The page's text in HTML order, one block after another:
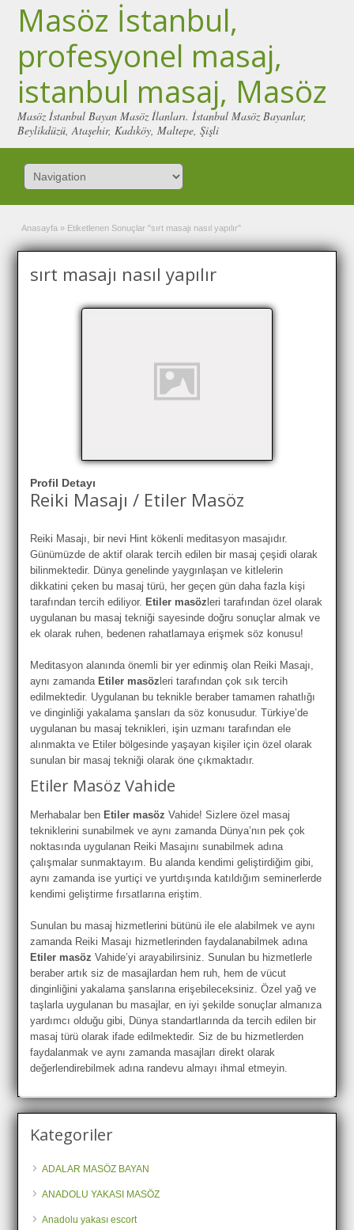
Masöz İstanbul,
profesyonel masaj,
istanbul masaj, Masöz
Masöz İstanbul Bayan Masöz İlanları. İstanbul Masöz Bayanlar,
Beylikdüzü, Ataşehir, Kadıköy, Maltepe, Şişli
Anasayfa » Etiketlenen Sonuçlar "sırt masajı nasıl yapılır"
sırt masajı nasıl yapılır
Profil Detayı
Reiki Masajı / Etiler Masöz
Reiki Masajı, bir nevi Hint kökenli meditasyon masajıdır.
Günümüzde de aktif olarak tercih edilen bir masaj çeşidi olarak
bilinmektedir. Dünya genelinde yaygınlaşan ve kitlelerin
dikkatini çeken bu masaj türü, her geçen gün daha fazla kişi
tarafından tercih ediliyor. Etiler masözleri tarafından özel olarak
uygulanan bu masaj tekniği sayesinde doğru sonuçlar almak ve
ek olarak ruhen, bedenen rahatlamaya erişmek söz konusu!
Meditasyon alanında önemli bir yer edinmiş olan Reiki Masajı,
aynı zamanda Etiler masözleri tarafından çok sık tercih
edilmektedir. Uygulanan bu teknikle beraber tamamen rahatlığı
ve dinginliği yakalama şansları da söz konusudur. Türkiye’de
uygulanan bu masaj teknikleri, işin uzmanı tarafından ele
alınmakta ve Etiler bölgesinde yaşayan kişiler için özel olarak
sunulan bir masaj tekniği olarak öne çıkmaktadır.
Etiler Masöz Vahide
Merhabalar ben Etiler masözVahide! Sizlere özel masaj
tekniklerini sunabilmek ve aynı zamanda Dünya’nın pek çok
noktasında uygulanan Reiki Masajını sunabilmek adına
çalışmalar sunmaktayım. Bu alanda kendimi geliştirdiğim gibi,
aynı zamanda ise yurtiçi ve yurtdışında katıldığım seminerlerde
kendimi geliştirme fırsatlarına eriştim.
Sunulan bu masaj hizmetlerini bütünü ile ele alabilmek ve aynı
zamanda Reiki Masajı hizmetlerinden faydalanabilmek adına
Etiler masözVahide’yi arayabilirsiniz. Sunulan bu hizmetlerle
beraber artık siz de masajlardan hem ruh, hem de vücut
dinginliğini yakalama şanslarına erişebileceksiniz. Özel yağ ve
taşlarla uygulanan bu masajlar, en iyi şekilde sonuçlar almanıza
yardımcı olduğu gibi, Dünya standartlarında da tercih edilen bir
masaj türü olarak ifade edilmektedir. Siz de bu hizmetlerden
faydalanmak ve aynı zamanda masajları direkt olarak
değerlendirebilmek adına randevu almayı ihmal etmeyin.
Kategoriler
ADALAR MASÖZ BAYAN
ANADOLU YAKASI MASÖZ
Anadolu yakası escort